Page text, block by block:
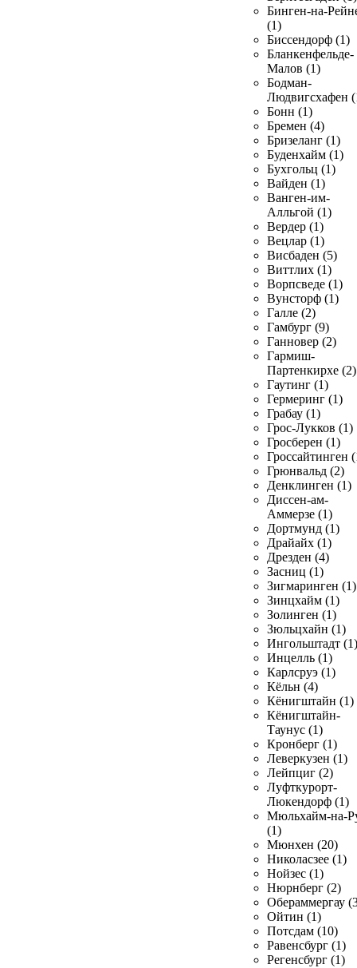
Бинген-на-
(1)
Биссендорф (1)
Бланкенфельде-
Малов (1)
Бодман-
Людвигсхафен
Бонн (1)
Бремен (4)
Бризеланг (1)
Буденхайм (1)
Бухгольц (1)
Вайден (1)
Ванген-им-
Алльгой (1)
Вердер (1)
Вецлар (1)
Висбаден (5)
Виттлих (1)
Ворпсведе (1)
Вунсторф (1)
Галле (2)
Гамбург (9)
Ганновер (2)
Гармиш-
Партенкирхе (2)
Гаутинг (1)
Гермеринг (1)
Грабау (1)
Грос-Лукков (1)
Гросберен (1)
Гроссайтинген
Грюнвальд (2)
Денклинген (1)
Диссен-ам-
Аммерзе (1)
Дортмунд (1)
Драйайх (1)
Дрезден (4)
Засниц (1)
Зигмаринген (1)
Зинцхайм (1)
Золинген (1)
Зюльцхайн (1)
Ингольштадт (1)
Инцелль (1)
Карлсруэ (1)
Кёльн (4)
Кёнигштайн (1)
Кёнигштайн-
Таунус (1)
Кронберг (1)
Леверкузен (1)
Лейпциг (2)
Луфткурорт-
Люкендорф (1)
Мюльхайм-на-
(1)
Мюнхен (20)
Николасзее (1)
Нойзес (1)
Нюрнберг (2)
Обераммергау
Ойтин (1)
Потсдам (10)
Равенсбург (1)
Регенсбург (1)